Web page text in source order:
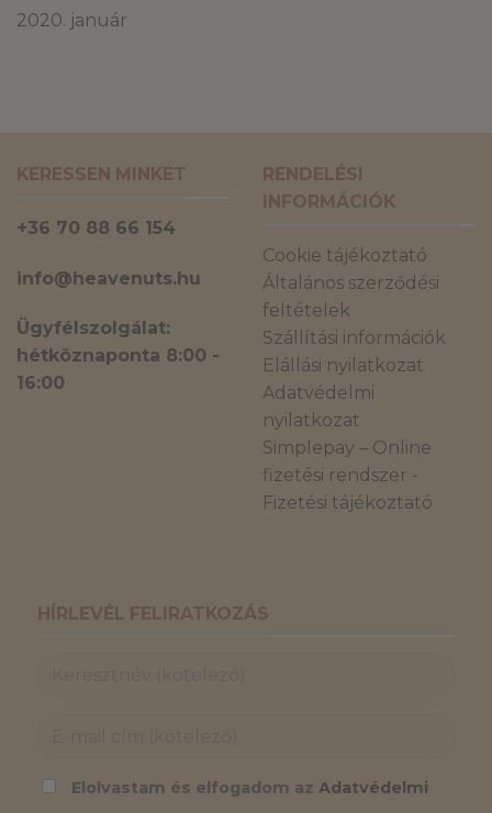
2020. január
KERESSEN MINKET
+36 70 88 66 154
info@heavenuts.hu
Ügyfélszolgálat:
hétköznaponta 8:00 -
16:00
RENDELÉSI
INFORMÁCIÓK
Cookie tájékoztató
Általános szerződési
feltételek
Szállítási információk
Elállási nyilatkozat
Adatvédelmi
nyilatkozat
Simplepay – Online
fizetési rendszer -
Fizetési tájékoztató
HÍRLEVÉL FELIRATKOZÁS
Elolvastam és elfogadom az Adatvédelmi